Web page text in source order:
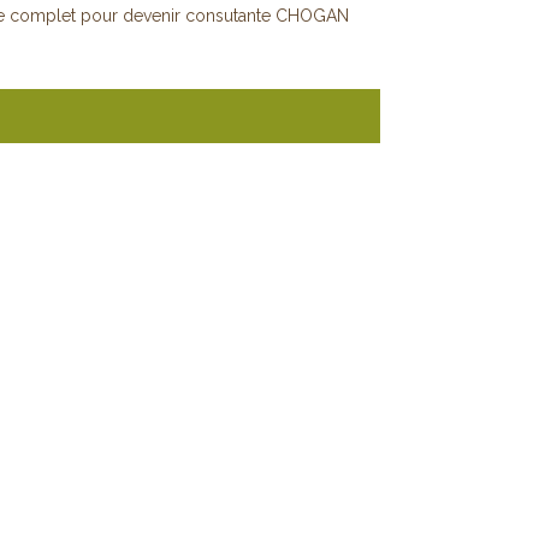
complet pour devenir consutante CHOGAN